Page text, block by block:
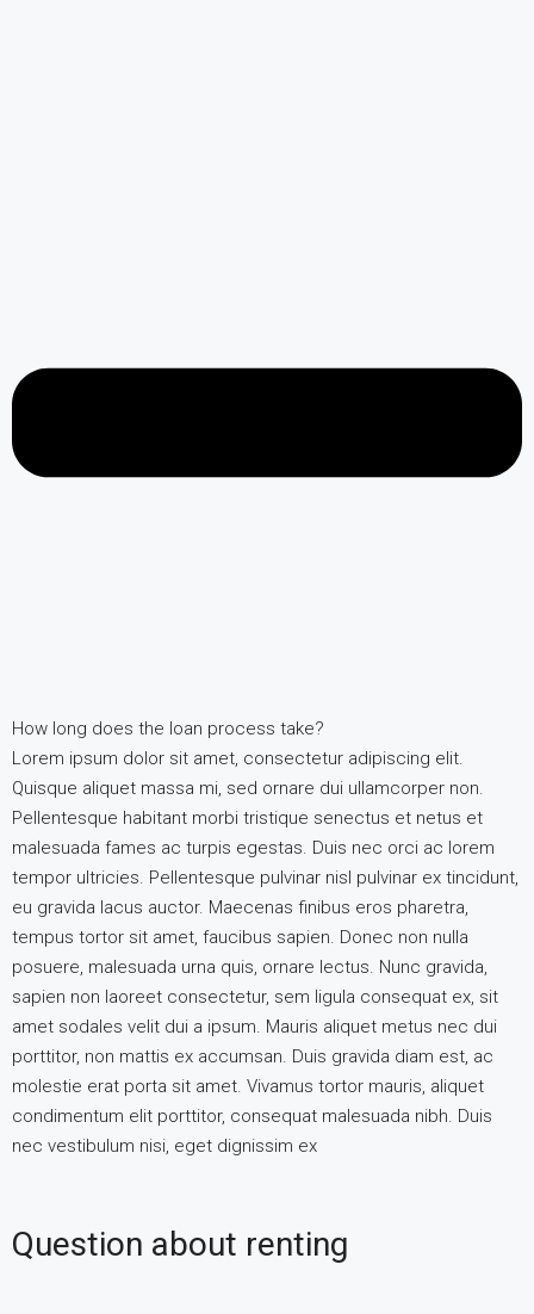
How long does the loan process take?
Lorem ipsum dolor sit amet, consectetur adipiscing elit.
Quisque aliquet massa mi, sed ornare dui ullamcorper non.
Pellentesque habitant morbi tristique senectus et netus et
malesuada fames ac turpis egestas. Duis nec orci ac lorem
tempor ultricies. Pellentesque pulvinar nisl pulvinar ex tincidunt,
eu gravida lacus auctor. Maecenas finibus eros pharetra,
tempus tortor sit amet, faucibus sapien. Donec non nulla
posuere, malesuada urna quis, ornare lectus. Nunc gravida,
sapien non laoreet consectetur, sem ligula consequat ex, sit
amet sodales velit dui a ipsum. Mauris aliquet metus nec dui
porttitor, non mattis ex accumsan. Duis gravida diam est, ac
molestie erat porta sit amet. Vivamus tortor mauris, aliquet
condimentum elit porttitor, consequat malesuada nibh. Duis
nec vestibulum nisi, eget dignissim ex
Question about renting